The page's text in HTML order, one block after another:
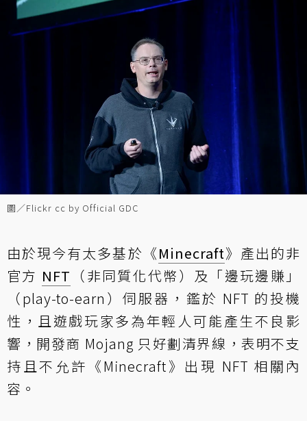
圖／Flickr cc by Official GDC
由於現今有太多基於《Minecraft》產出的非
官方 NFT （非同質化代幣）及「邊玩邊賺」
（play-to-earn）伺服器，鑑於 NFT 的投機
性，且遊戲玩家多為年輕人可能產生不良影
響，開發商 Mojang 只好劃清界線，表明不支
持且不允許《Minecraft》出現 NFT 相關內
容。